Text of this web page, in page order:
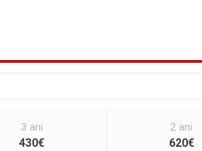
3 ani
430€
2 ani
620€